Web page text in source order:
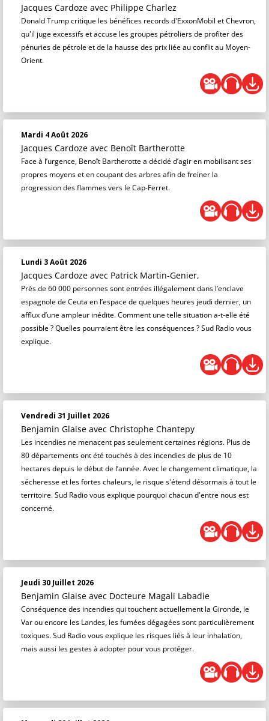
Jacques Cardoze avec Philippe Charlez
Donald Trump critique les bénéfices records d'ExxonMobil et Chevron,
qu'il juge excessifs et accuse les groupes pétroliers de profiter des
pénuries de pétrole et de la hausse des prix liée au conflit au Moyen-
Orient.
Mardi 4 Août 2026
Jacques Cardoze avec Benoît Bartherotte
Face à l’urgence, Benoît Bartherotte a décidé d’agir en mobilisant ses
propres moyens et en coupant des arbres afin de freiner la
progression des flammes vers le Cap-Ferret.
Lundi 3 Août 2026
Jacques Cardoze avec Patrick Martin-Genier,
Près de 60 000 personnes sont entrées illégalement dans l’enclave
espagnole de Ceuta en l’espace de quelques heures jeudi dernier, un
afflux d’une ampleur inédite. Comment une telle situation a-t-elle été
possible ? Quelles pourraient être les conséquences ? Sud Radio vous
explique.
Vendredi 31 Juillet 2026
Benjamin Glaise avec Christophe Chantepy
Les incendies ne menacent pas seulement certaines régions. Plus de
80 départements ont été touchés à des incendies de plus de 10
hectares depuis le début de l’année. Avec le changement climatique, la
sécheresse et les fortes chaleurs, le risque s'étend désormais à tout le
territoire. Sud Radio vous explique pourquoi chacun d'entre nous est
concerné.
Jeudi 30 Juillet 2026
Benjamin Glaise avec Docteure Magali Labadie
Conséquence des incendies qui touchent actuellement la Gironde, le
Var ou encore les Landes, les fumées dégagées sont particulièrement
toxiques. Sud Radio vous explique les risques liés à leur inhalation,
mais aussi les gestes à adopter pour vous protéger.